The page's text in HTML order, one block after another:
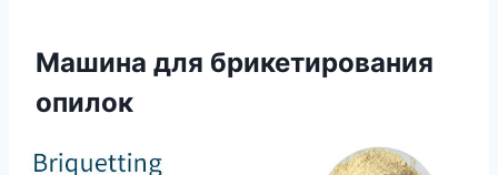
Машина для брикетирования
опилок